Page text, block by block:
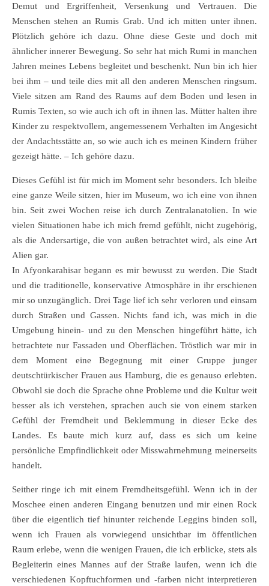
Demut und Ergriffenheit, Versenkung und Vertrauen. Die
Menschen stehen an Rumis Grab. Und ich mitten unter ihnen.
Plötzlich gehöre ich dazu. Ohne diese Geste und doch mit
ähnlicher innerer Bewegung. So sehr hat mich Rumi in manchen
Jahren meines Lebens begleitet und beschenkt. Nun bin ich hier
bei ihm – und teile dies mit all den anderen Menschen ringsum.
Viele sitzen am Rand des Raums auf dem Boden und lesen in
Rumis Texten, so wie auch ich oft in ihnen las. Mütter halten ihre
Kinder zu respektvollem, angemessenem Verhalten im Angesicht
der Andachtsstätte an, so wie auch ich es meinen Kindern früher
gezeigt hätte. – Ich gehöre dazu.
Dieses Gefühl ist für mich im Moment sehr besonders. Ich bleibe
eine ganze Weile sitzen, hier im Museum, wo ich eine von ihnen
bin. Seit zwei Wochen reise ich durch Zentralanatolien. In wie
vielen Situationen habe ich mich fremd gefühlt, nicht zugehörig,
als die Andersartige, die von außen betrachtet wird, als eine Art
Alien gar.
In Afyonkarahisar begann es mir bewusst zu werden. Die Stadt
und die traditionelle, konservative Atmosphäre in ihr erschienen
mir so unzugänglich. Drei Tage lief ich sehr verloren und einsam
durch Straßen und Gassen. Nichts fand ich, was mich in die
Umgebung hinein- und zu den Menschen hingeführt hätte, ich
betrachtete nur Fassaden und Oberflächen. Tröstlich war mir in
dem Moment eine Begegnung mit einer Gruppe junger
deutschtürkischer Frauen aus Hamburg, die es genauso erlebten.
Obwohl sie doch die Sprache ohne Probleme und die Kultur weit
besser als ich verstehen, sprachen auch sie von einem starken
Gefühl der Fremdheit und Beklemmung in dieser Ecke des
Landes. Es baute mich kurz auf, dass es sich um keine
persönliche Empfindlichkeit oder Misswahrnehmung meinerseits
handelt.
Seither ringe ich mit einem Fremdheitsgefühl. Wenn ich in der
Moschee einen anderen Eingang benutzen und mir einen Rock
über die eigentlich tief hinunter reichende Leggins binden soll,
wenn ich Frauen als vorwiegend unsichtbar im öffentlichen
Raum erlebe, wenn die wenigen Frauen, die ich erblicke, stets als
Begleiterin eines Mannes auf der Straße laufen, wenn ich die
verschiedenen Kopftuchformen und -farben nicht interpretieren